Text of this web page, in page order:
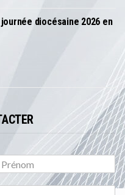
diocésaine 2026 en